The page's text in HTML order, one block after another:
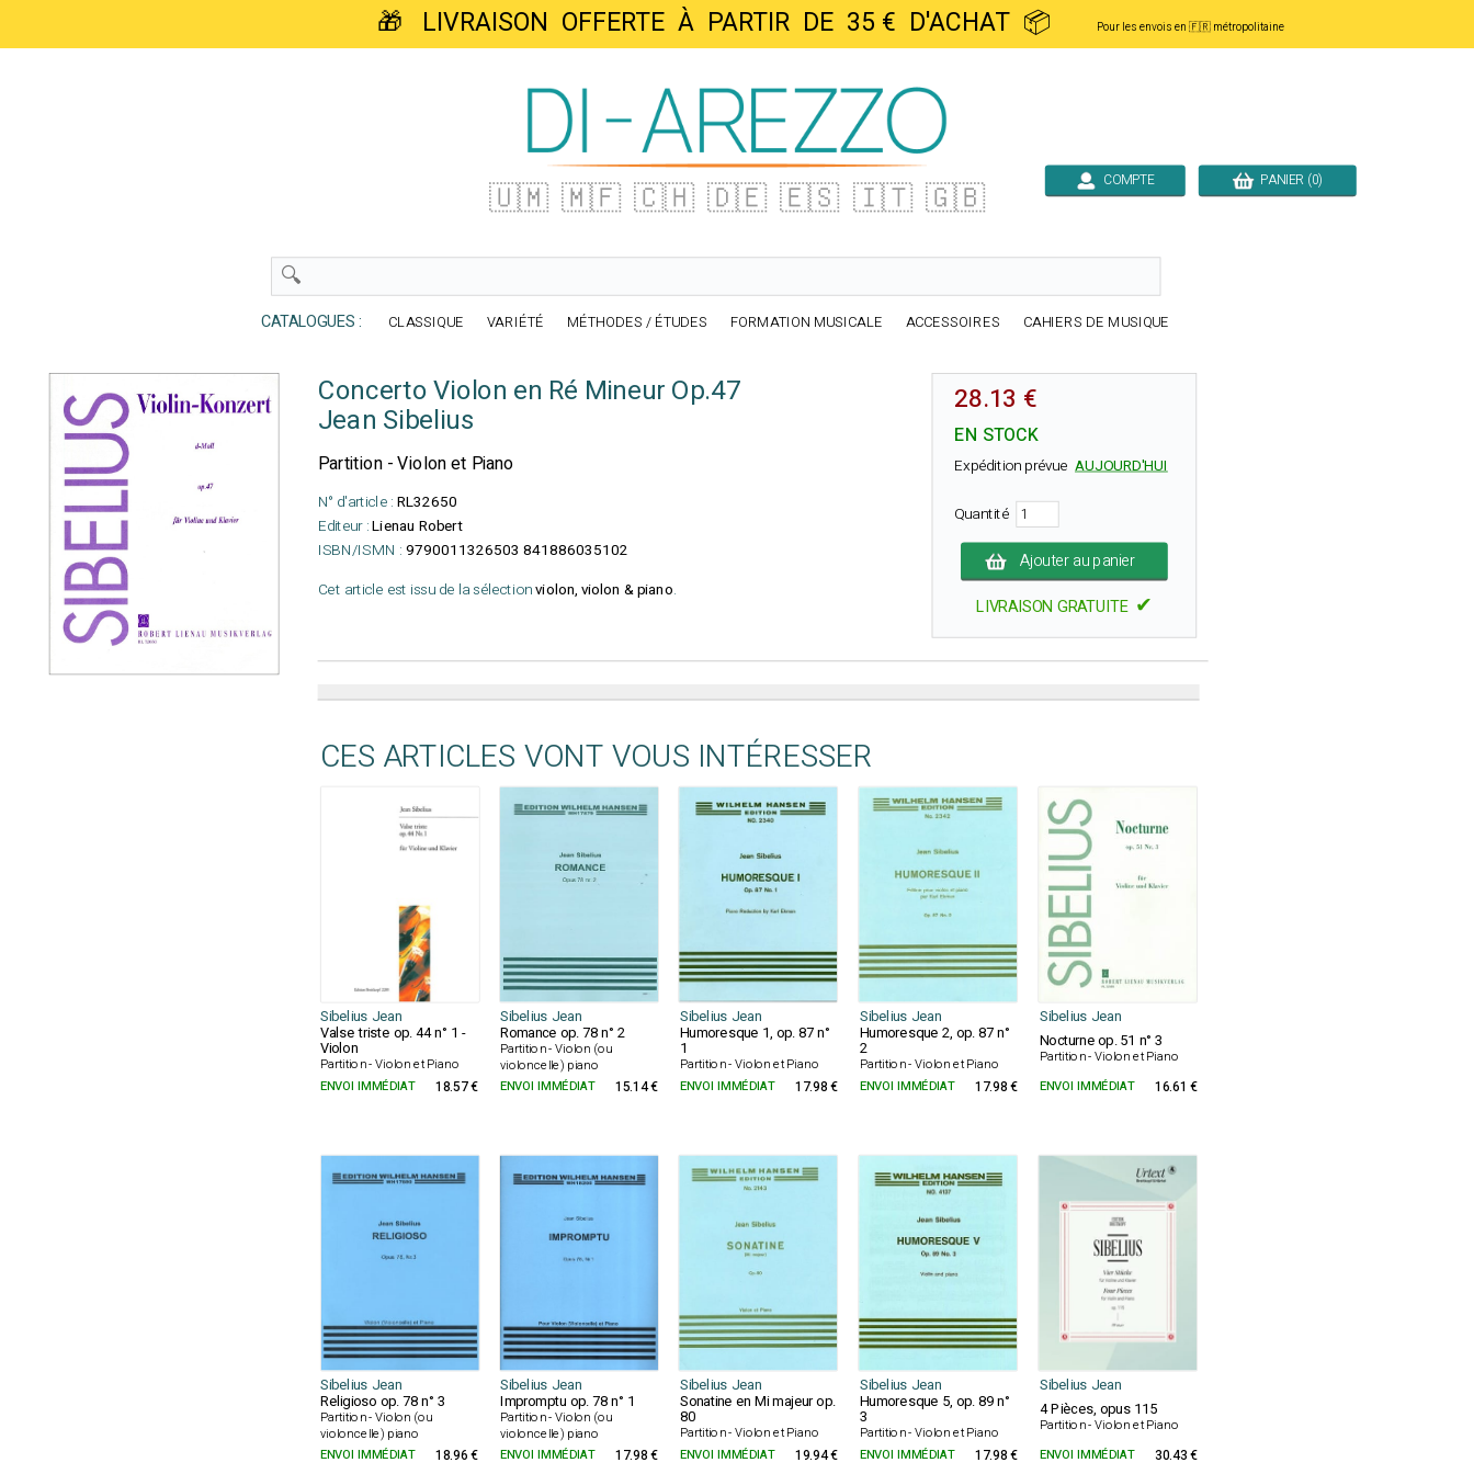
🎁 LIVRAISON OFFERTE À PARTIR DE 35 € D'ACHAT 📦 Pour les envois en 🇫🇷 métropolitaine
🇺🇲 🇲🇫 🇨🇭 🇩🇪 🇪🇸 🇮🇹 🇬🇧 COMPTE PANIER (0)
CATALOGUES : CLASSIQUE VARIÉTÉ MÉTHODES / ÉTUDES FORMATION MUSICALE ACCESSOIRES CAHIERS DE MUSIQUE
Concerto Violon en Ré Mineur Op.47
Jean Sibelius
Partition - Violon et Piano
N° d'article : RL32650
Editeur :Lienau Robert
ISBN/ISMN : 9790011326503 841886035102
Cet article est issu de la sélectionviolon, violon & piano.
28.13 €
EN STOCK
Expédition prévue AUJOURD'HUI
Quantité
Ajouter au panier
LIVRAISON GRATUITE ✔
CES ARTICLES VONT VOUS INTÉRESSER
Sibelius Jean Sibelius Jean Sibelius Jean Sibelius Jean Sibelius Jean
Valse triste op. 44 n° 1 -
Violon
Partition - Violon et Piano
Romance op. 78 n° 2
Partition - Violon (ou
violoncelle) piano
Humoresque 1, op. 87 n°
1
Partition - Violon et Piano
Humoresque 2, op. 87 n°
2
Partition - Violon et Piano
Nocturne op. 51 n° 3
Partition - Violon et Piano
ENVOI IMMÉDIAT
18.57 € ENVOI IMMÉDIAT 15.14 € ENVOI IMMÉDIAT 17.98 € ENVOI IMMÉDIAT 17.98 € ENVOI IMMÉDIAT 16.61 €
Sibelius Jean Sibelius Jean Sibelius Jean Sibelius Jean Sibelius Jean
Religioso op. 78 n° 3
Partition - Violon (ou
violoncelle) piano
Impromptu op. 78 n° 1
Partition - Violon (ou
violoncelle) piano
Sonatine en Mi majeur op.
80
Partition - Violon et Piano
Humoresque 5, op. 89 n°
3
Partition - Violon et Piano
4 Pièces, opus 115
Partition - Violon et Piano
ENVOI IMMÉDIAT 18.96 € ENVOI IMMÉDIAT 17.98 € ENVOI IMMÉDIAT 19.94 € ENVOI IMMÉDIAT 17.98 € ENVOI IMMÉDIAT 30.43 €